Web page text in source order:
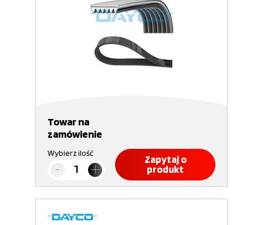
Towar na
zamówienie
Wybierz ilość
Zapytaj o
produkt